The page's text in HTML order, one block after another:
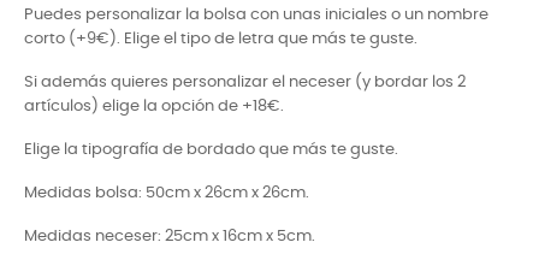
Puedes personalizar la bolsa con unas iniciales o un nombre
corto (+9€). Elige el tipo de letra que más te guste.
Si además quieres personalizar el neceser (y bordar los 2
artículos) elige la opción de +18€.
Elige la tipografía de bordado que más te guste.
Medidas bolsa: 50cm x 26cm x 26cm.
Medidas neceser: 25cm x 16cm x 5cm.